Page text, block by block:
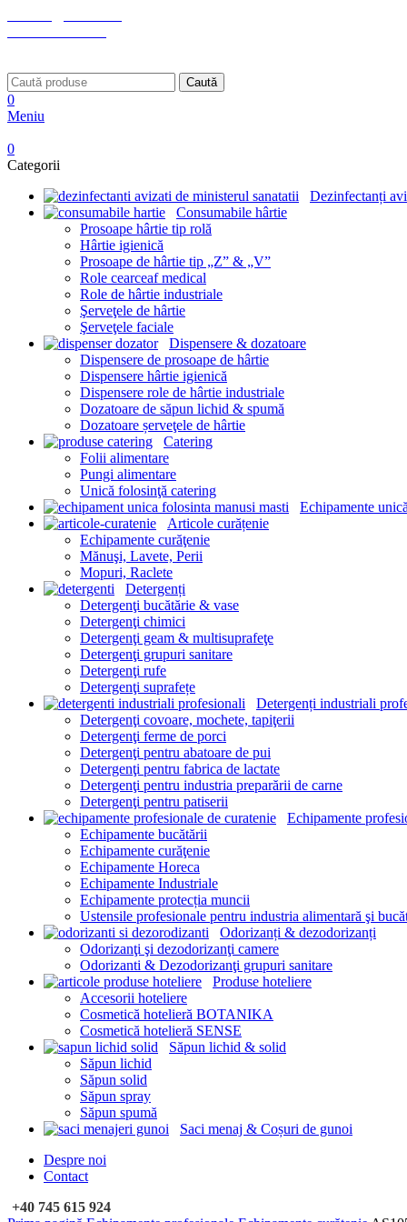
Caută
0
Meniu
0
Categorii
Dezinfectanți
Consumabile hârtie
Prosoape hârtie tip rolă
Hârtie igienică
Prosoape de hârtie tip „Z” & „V”
Role cearceaf medical
Role de hârtie industriale
Şerveţele de hârtie
Şerveţele faciale
Dispensere & dozatoare
Dispensere de prosoape de hârtie
Dispensere hârtie igienică
Dispensere role de hârtie industriale
Dozatoare de săpun lichid & spumă
Dozatoare șerveţele de hârtie
Catering
Folii alimentare
Pungi alimentare
Unică folosinţă catering
Echipamente
Articole curățenie
Echipamente curăţenie
Mănuşi, Lavete, Perii
Mopuri, Raclete
Detergenți
Detergenţi bucătărie & vase
Detergenţi chimici
Detergenţi geam & multisuprafeţe
Detergenţi grupuri sanitare
Detergenţi rufe
Detergenţi suprafețe
Detergenți industriali
Detergenţi covoare, mochete, tapiţerii
Detergenţi ferme de porci
Detergenţi pentru abatoare de pui
Detergenţi pentru fabrica de lactate
Detergenţi pentru industria preparării de carne
Detergenţi pentru patiserii
Echipamente
Echipamente bucătării
Echipamente curăţenie
Echipamente Horeca
Echipamente Industriale
Echipamente protecția muncii
Ustensile profesionale pentru industria alimentară şi
Odorizanți & dezodorizanți
Odorizanţi şi dezodorizanţi camere
Odorizanti & Dezodorizanţi grupuri sanitare
Produse hoteliere
Accesorii hoteliere
Cosmetică hotelieră BOTANIKA
Cosmetică hotelieră SENSE
Săpun lichid & solid
Săpun lichid
Săpun solid
Săpun spray
Săpun spumă
Saci menaj & Coșuri de gunoi
Despre noi
Contact
+40 745 615 924